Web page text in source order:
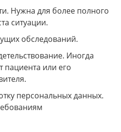
Нужна для более полного
ситуации.
обследований.
Иногда
пациента или его
персональных данных.